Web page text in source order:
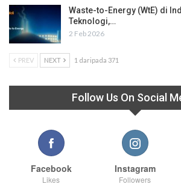
Waste-to-Energy (WtE) di
Teknologi,…
2 Feb 2026
PREV NEXT 1 daripada 371
Follow Us On Social
Facebook
Likes
Instagram
Followers